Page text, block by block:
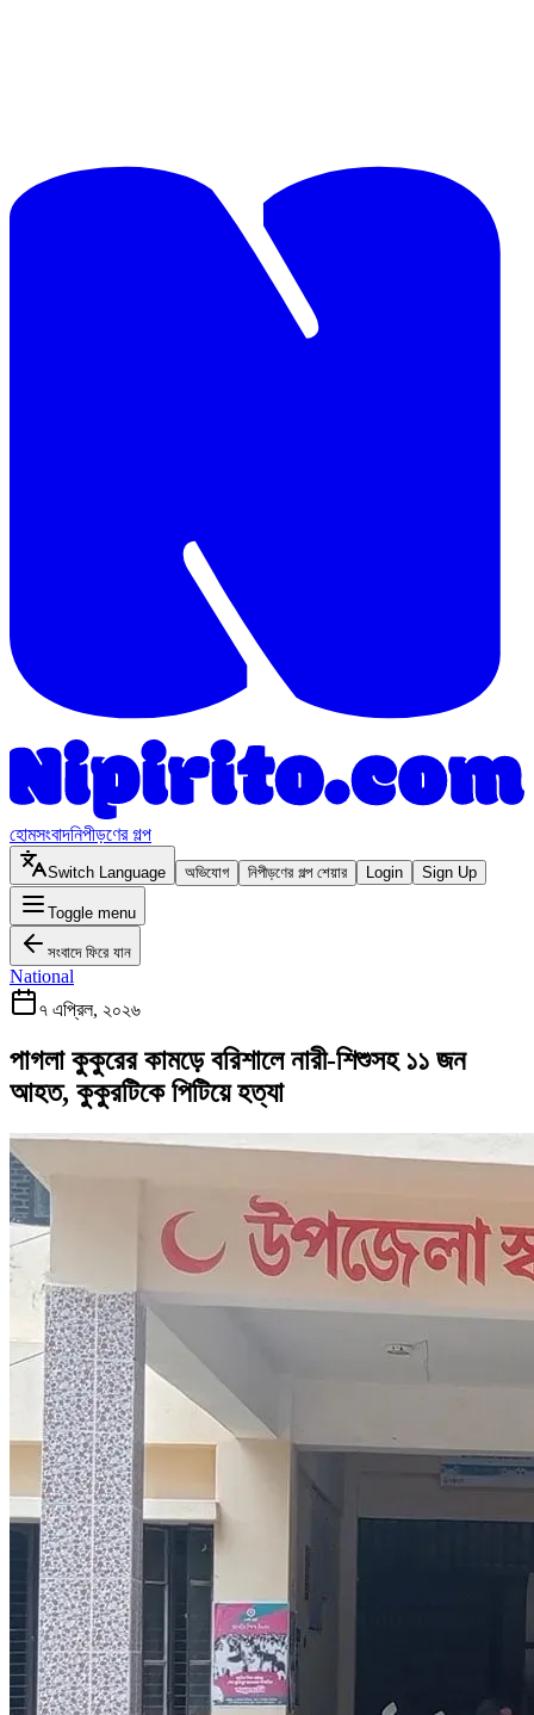
হোমসংবাদনিপীড়ণের গল্প
Switch Language অভিযোগ নিপীড়ণের গল্প শেয়ার Login Sign Up
Toggle menu
সংবাদে ফিরে যান
National
৭ এপ্রিল, ২০২৬
পাগলা কুকুরের কামড়ে বরিশালে নারী-শিশুসহ ১১ জন
আহত, কুকুরটিকে পিটিয়ে হত্যা